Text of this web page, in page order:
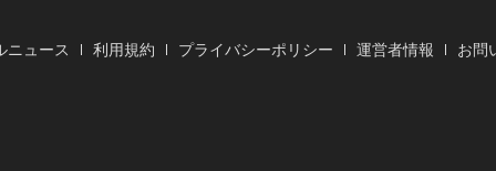
ニュース 利用規約 プライバシーポリシー 運営者情報 お問